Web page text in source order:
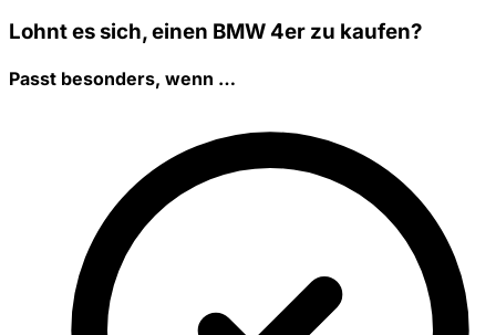
Lohnt es sich, einen BMW 4er zu kaufen?
Passt besonders, wenn …